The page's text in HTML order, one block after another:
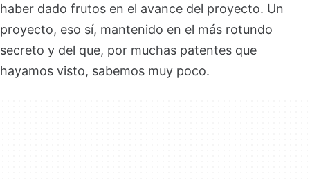
haber dado frutos en el avance del proyecto. Un
proyecto, eso sí, mantenido en el más rotundo
secreto y del que, por muchas patentes que
hayamos visto, sabemos muy poco.